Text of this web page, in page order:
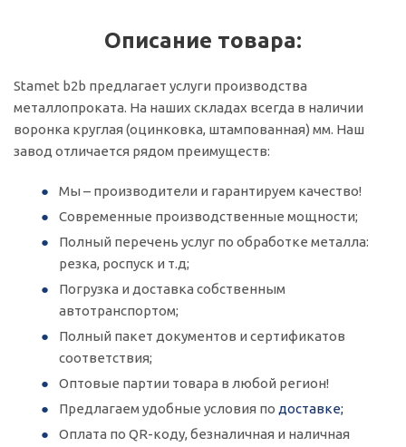
Описание товара:
Stamet b2b предлагает услуги производства
металлопроката. На наших складах всегда в наличии
воронка круглая (оцинковка, штампованная) мм. Наш
завод отличается рядом преимуществ:
Мы – производители и гарантируем качество!
Современные производственные мощности;
Полный перечень услуг по обработке металла:
резка, роспуск и т.д;
Погрузка и доставка собственным
автотранспортом;
Полный пакет документов и сертификатов
соответствия;
Оптовые партии товара в любой регион!
Предлагаем удобные условия по доставке;
Оплата по QR-коду, безналичная и наличная